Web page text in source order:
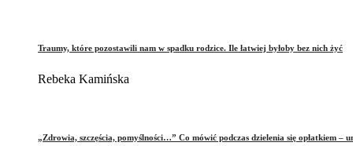
Traumy, które pozostawili nam w spadku rodzice. Ile łatwiej byłoby bez nich żyć
Rebeka Kamińska
„Zdrowia, szczęścia, pomyślności…” Co mówić podczas dzielenia się opłatkiem –